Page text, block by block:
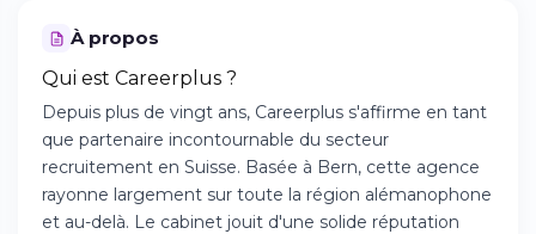
À propos
Qui est Careerplus ?
Depuis plus de vingt ans, Careerplus s'affirme en tant
que partenaire incontournable du secteur
recruitement en Suisse. Basée à Bern, cette agence
rayonne largement sur toute la région alémanophone
et au-delà. Le cabinet jouit d'une solide réputation